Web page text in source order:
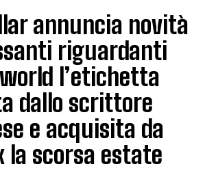
annuncia novità
riguardanti
l’etichetta
dallo scrittore
e acquisita da
la scorsa estate